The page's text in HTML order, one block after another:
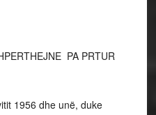
PA PRTUR
1956 dhe unë, duke